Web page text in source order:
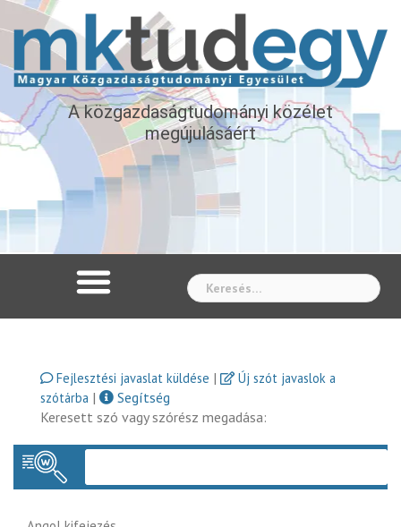
A közgazdaságtudományi közélet
megújulásáért
Fejlesztési javaslat küldése |
Új szót javaslok a
szótárba |
Segítség
Keresett szó vagy szórész megadása: